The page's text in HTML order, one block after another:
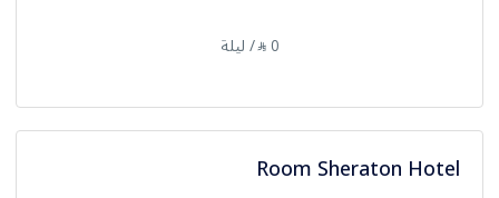
0
⃁/ ليلة
Room Sheraton Hotel